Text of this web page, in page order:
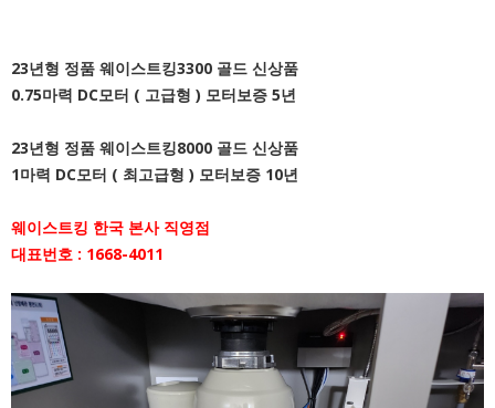
23년형 정품 웨이스트킹3300 골드 신상품
0.75마력 DC모터 ( 고급형 ) 모터보증 5년
23년형 정품 웨이스트킹8000 골드 신상품
1마력 DC모터 ( 최고급형 ) 모터보증 10년
웨이스트킹 한국 본사 직영점
대표번호 : 1668-4011